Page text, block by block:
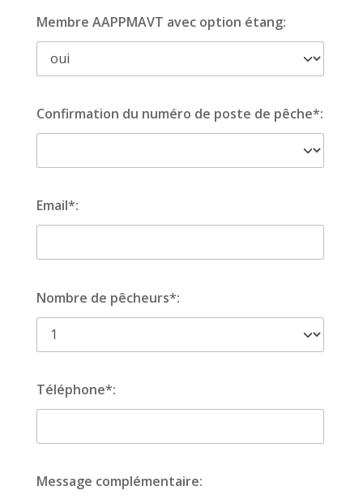
Membre AAPPMAVT avec option étang:
Confirmation du numéro de poste de pêche*:
Email*:
Nombre de pêcheurs*:
Téléphone*:
Message complémentaire: